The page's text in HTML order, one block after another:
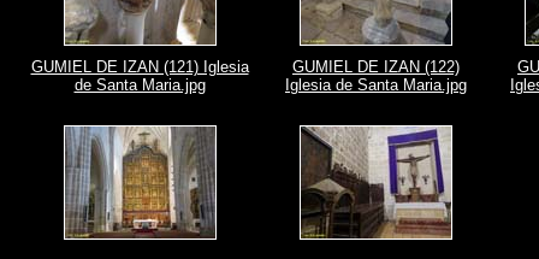
GUMIEL DE IZAN (121) Iglesia
de Santa Maria.jpg
GUMIEL DE IZAN (122)
Iglesia de Santa Maria.jpg